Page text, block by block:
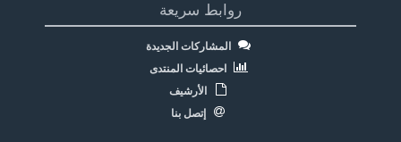
روابط سريعة
المشاركات الجديدة
احصائيات المنتدى
الأرشيف
إتصل بنا